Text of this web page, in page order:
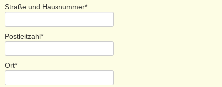
Straße und Hausnummer*
Postleitzahl*
Ort*